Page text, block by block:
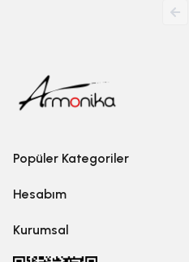
Popüler Kategoriler
Hesabım
Kurumsal